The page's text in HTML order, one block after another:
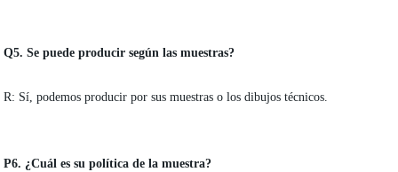
Q5. Se puede producir según las muestras?
R: Sí, podemos producir por sus muestras o los dibujos técnicos.
P6. ¿Cuál es su política de la muestra?